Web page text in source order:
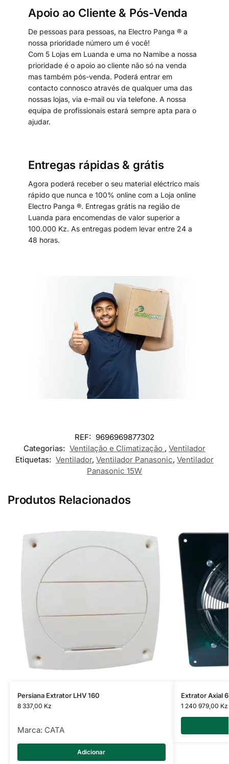
Apoio ao Cliente & Pós-Venda
De pessoas para pessoas, na Electro Panga ® a
nossa prioridade número um é você!
Com 5 Lojas em Luanda e uma no Namibe a nossa
prioridade é o apoio ao cliente não só na venda
mas também pós-venda. Poderá entrar em
contacto connosco através de qualquer uma das
nossas lojas, via e-mail ou via telefone. A nossa
equipa de profissionais estará sempre apta para o
ajudar.
Entregas rápidas & grátis
Agora poderá receber o seu material eléctrico mais
rápido que nunca e 100% online com a Loja online
Electro Panga ®. Entregas grátis na região de
Luanda para encomendas de valor superior a
100.000 Kz. As entregas podem levar entre 24 a
48 horas.
REF: 9696969877302
Categorias: Ventilação e Climatização , Ventilador
Etiquetas: Ventilador, Ventilador Panasonic, Ventilador
Panasonic 15W
Produtos Relacionados
Persiana Extrator LHV 160
8 337,00 Kz
Marca: CATA
Adicionar
Extrator Axial
1 240 979,00 Kz